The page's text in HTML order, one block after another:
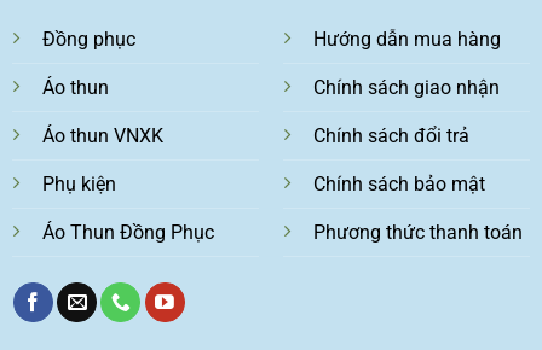
Đồng phục
Áo thun
Áo thun VNXK
Phụ kiện
Áo Thun Đồng Phục
Hướng dẫn mua hàng
Chính sách giao nhận
Chính sách đổi trả
Chính sách bảo mật
Phương thức thanh toán